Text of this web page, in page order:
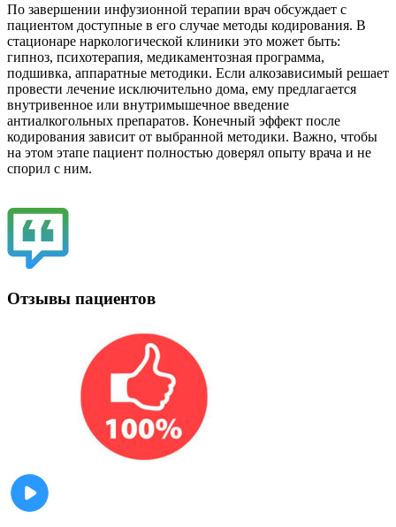
По завершении инфузионной терапии врач обсуждает с
пациентом доступные в его случае методы кодирования. В
стационаре наркологической клиники это может быть:
гипноз, психотерапия, медикаментозная программа,
подшивка, аппаратные методики. Если алкозависимый решает
провести лечение исключительно дома, ему предлагается
внутривенное или внутримышечное введение
антиалкогольных препаратов. Конечный эффект после
кодирования зависит от выбранной методики. Важно, чтобы
на этом этапе пациент полностью доверял опыту врача и не
спорил с ним.
Отзывы пациентов